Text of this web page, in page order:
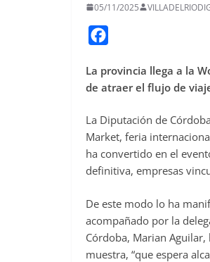
05/11/2025
c
e
b
o
o
k
La provincia llega a la
de atraer el flujo de
La Diputación de
Market, feria
ha convertido en el
definitiva, empresas
De este modo lo ha
acompañado por la
Córdoba, Marian
muestra, “que espera